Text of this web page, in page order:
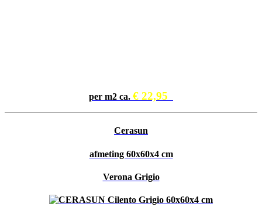
per m2 ca. € 22,95
Cerasun
afmeting 60x60x4 cm
Verona Grigio